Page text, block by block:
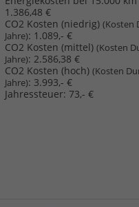
1.386,48 €
CO2 Kosten (niedrig)(Kosten
Jahre): 1.089,- €
CO2 Kosten (mittel)(Kosten
Jahre): 2.586,38 €
CO2 Kosten (hoch)(Kosten
Jahre): 3.993,- €
Jahressteuer: 73,- €